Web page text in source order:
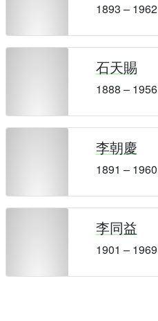
1893 – 1962
石天賜
1888 – 1956
李朝慶
1891 – 1960
李同益
1901 – 1969